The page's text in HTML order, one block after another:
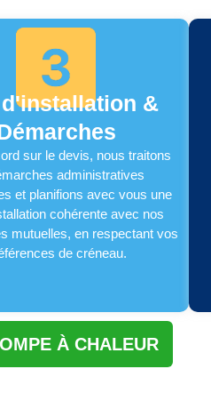
&
sur le devis, nous traitons
administratives
et planifions avec vous une
cohérente avec nos
mutuelles, en respectant vos
de créneau.
À CHALEUR